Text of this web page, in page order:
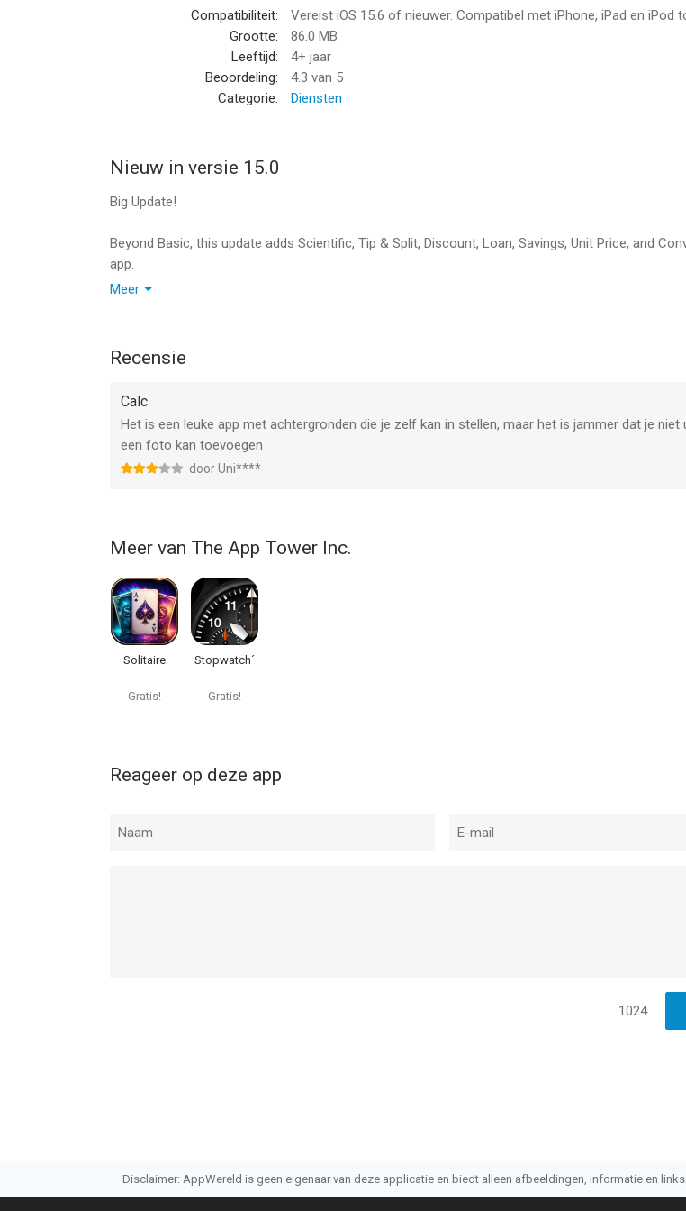
Compatibiliteit:
Vereist iOS 15.6 of nieuwer. Compatibel met iPhone, iPad en iPod
Grootte:
86.0 MB
Leeftijd:
4+ jaar
Beoordeling:
4.3 van 5
Categorie:
Diensten
Nieuw in versie 15.0
Big Update!
Beyond Basic, this update adds Scientific, Tip & Split, Discount, Loan, Savings, Unit Price, and
app.
Redesigned various interfaces
Polish & fixes
Meer
Recensie
Calc
Het is een leuke app met achtergronden die je zelf kan in stellen, maar het is jammer dat je niet
een foto kan toevoegen
door Uni****
Meer van The App Tower Inc.
Solitaire
Gratis!
Stopwatch´
Gratis!
Reageer op deze app
1024
Disclaimer: AppWereld is geen eigenaar van deze applicatie en biedt alleen afbeeldingen, informatie en links